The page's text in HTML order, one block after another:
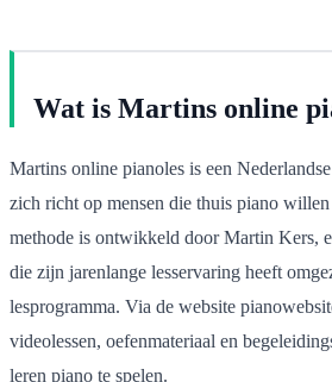
Wat is Martins online
Martins online pianoles is een
zich richt op mensen die thuis piano
methode is ontwikkeld door Martin Kers,
die zijn jarenlange lesservaring heeft
lesprogramma. Via de website
videolessen, oefenmateriaal en
leren piano te spelen.